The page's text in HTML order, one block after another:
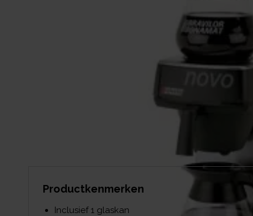
Productkenmerken
Inclusief 1 glaskan